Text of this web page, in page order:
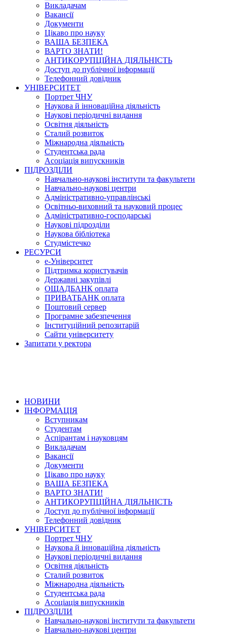
Викладачам
Вакансії
Документи
Цікаво про науку
ВАША БЕЗПЕКА
ВАРТО ЗНАТИ!
АНТИКОРУПЦІЙНА ДІЯЛЬНІСТЬ
Доступ до публічної інформації
Телефонний довідник
УНІВЕРСИТЕТ
Портрет ЧНУ
Наукова й інноваційна діяльність
Наукові періодичні видання
Освітня діяльність
Сталий розвиток
Міжнародна діяльність
Студентська рада
Асоціація випускників
ПІДРОЗДІЛИ
Навчально-наукові інститути та факультети
Навчально-наукові центри
Адміністративно-управлінські
Освітньо-виховний та науковий процес
Адміністративно-господарські
Наукові підрозділи
Наукова бібліотека
Студмістечко
РЕСУРСИ
е-Університет
Підтримка користувачів
Державні закупівлі
ОЩАДБАНК оплата
ПРИВАТБАНК оплата
Поштовий сервер
Програмне забезпечення
Інституційний репозитарій
Сайти університету
Запитати у ректора
НОВИНИ
ІНФОРМАЦІЯ
Вступникам
Студентам
Аспірантам і науковцям
Викладачам
Вакансії
Документи
Цікаво про науку
ВАША БЕЗПЕКА
ВАРТО ЗНАТИ!
АНТИКОРУПЦІЙНА ДІЯЛЬНІСТЬ
Доступ до публічної інформації
Телефонний довідник
УНІВЕРСИТЕТ
Портрет ЧНУ
Наукова й інноваційна діяльність
Наукові періодичні видання
Освітня діяльність
Сталий розвиток
Міжнародна діяльність
Студентська рада
Асоціація випускників
ПІДРОЗДІЛИ
Навчально-наукові інститути та факультети
Навчально-наукові центри